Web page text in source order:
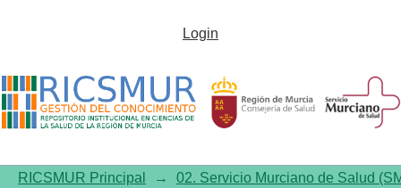
Listar 02.01.01. Investigación y
título
Login
RICSMUR Principal →
02. Servicio Murciano de Salud